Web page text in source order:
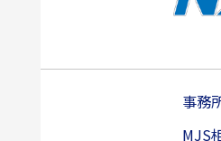
事務
MJS